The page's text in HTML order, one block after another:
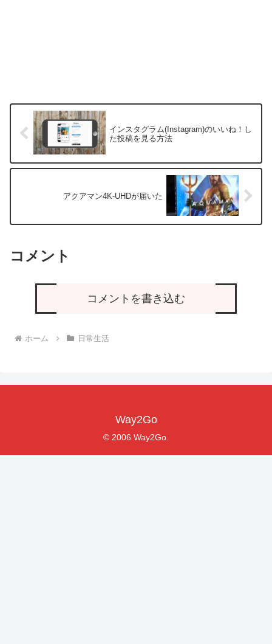
インスタグラム(Instagram)のいいね！し
た投稿を見る方法
アクアマン4K-UHDが届いた
コメント
コメントを書き込む
ホーム 日常生活
Way2Go
© 2006 Way2Go.